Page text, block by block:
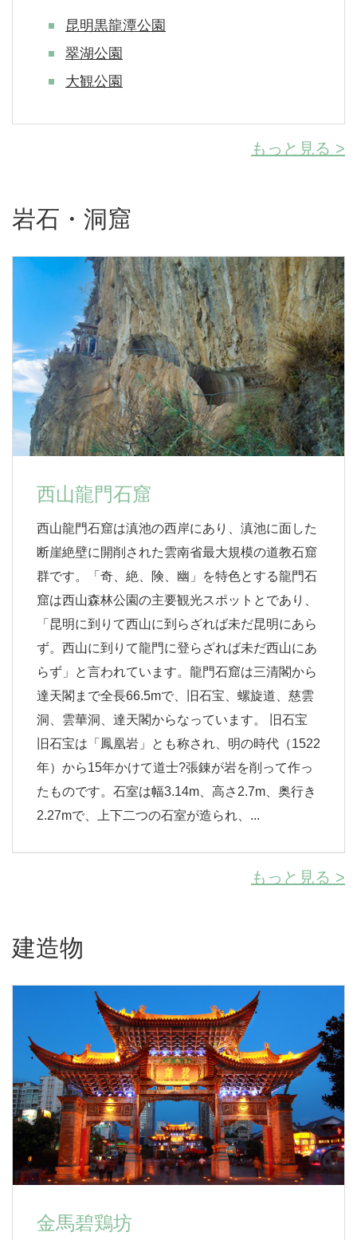
昆明黒龍潭公園
翠湖公園
大観公園
もっと見る >
岩石・洞窟
西山龍門石窟
西山龍門石窟は滇池の西岸にあり、滇池に面した
断崖絶壁に開削された雲南省最大規模の道教石窟
群です。「奇、絶、険、幽」を特色とする龍門石
窟は西山森林公園の主要観光スポットとであり、
「昆明に到りて西山に到らざれば未だ昆明にあら
ず。西山に到りて龍門に登らざれば未だ西山にあ
らず」と言われています。龍門石窟は三清閣から
達天閣まで全長66.5mで、旧石宝、螺旋道、慈雲
洞、雲華洞、達天閣からなっています。 旧石宝
旧石宝は「鳳凰岩」とも称され、明の時代（1522
年）から15年かけて道士?張錬が岩を削って作っ
たものです。石室は幅3.14m、高さ2.7m、奥行き
2.27mで、上下二つの石室が造られ、...
もっと見る >
建造物
金馬碧鶏坊